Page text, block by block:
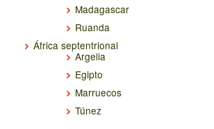
Madagascar
Ruanda
África septentrional
Argelia
Egipto
Marruecos
Túnez